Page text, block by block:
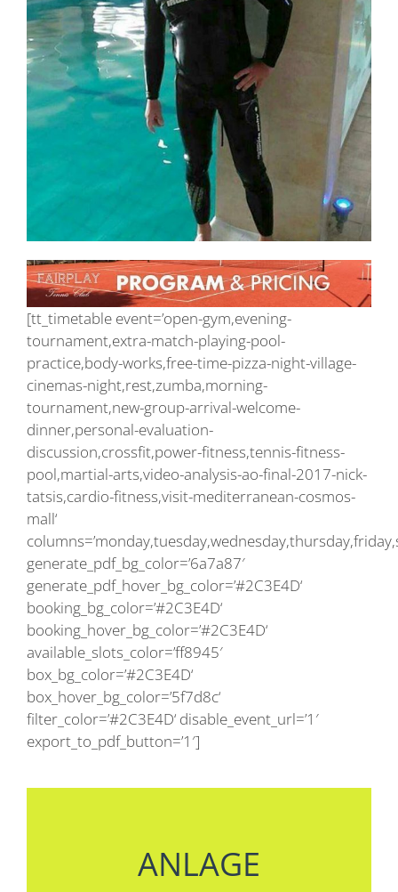
[tt_timetable event=’open-gym,evening-
tournament,extra-match-playing-pool-
practice,body-works,free-time-pizza-night-village-
cinemas-night,rest,zumba,morning-
tournament,new-group-arrival-welcome-
dinner,personal-evaluation-
discussion,crossfit,power-fitness,tennis-fitness-
pool,martial-arts,video-analysis-ao-final-2017-nick-
tatsis,cardio-fitness,visit-mediterranean-cosmos-
mall‘
generate_pdf_bg_color=’6a7a87′
generate_pdf_hover_bg_color=’#2C3E4D‘
booking_bg_color=’#2C3E4D‘
booking_hover_bg_color=’#2C3E4D‘
available_slots_color=’ff8945′
box_bg_color=’#2C3E4D‘
box_hover_bg_color=’5f7d8c‘
filter_color=’#2C3E4D‘ disable_event_url=’1′
export_to_pdf_button=’1′]
ANLAGE